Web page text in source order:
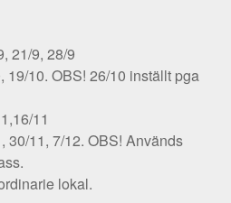
21/9, 28/9
19/10. OBS! 26/10 inställt pga
11
30/11, 7/12. OBS! Används
lokal.